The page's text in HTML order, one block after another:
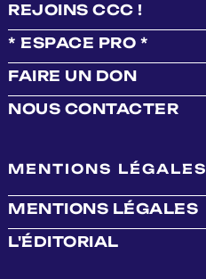
REJOINS CCC !
* ESPACE PRO *
FAIRE UN DON
NOUS CONTACTER
MENTIONS LÉGALES
MENTIONS LÉGALES
L'ÉDITORIAL